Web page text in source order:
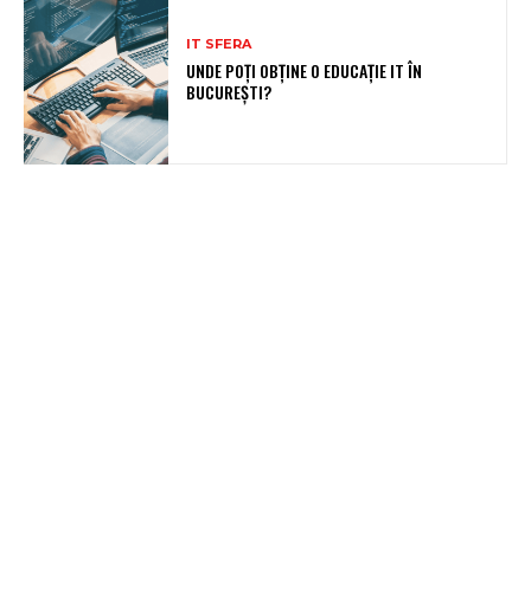
IT SFERA
UNDE POȚI OBȚINE O EDUCAȚIE IT ÎN
BUCUREȘTI?